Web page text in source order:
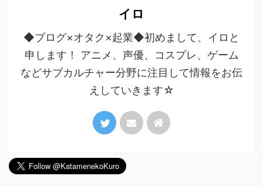
イロ
◆ブログ×オタク×起業◆初めまして、イロと
申します！ アニメ、声優、コスプレ、ゲーム
などサブカルチャー分野に注目して情報をお伝
えしていきます☆